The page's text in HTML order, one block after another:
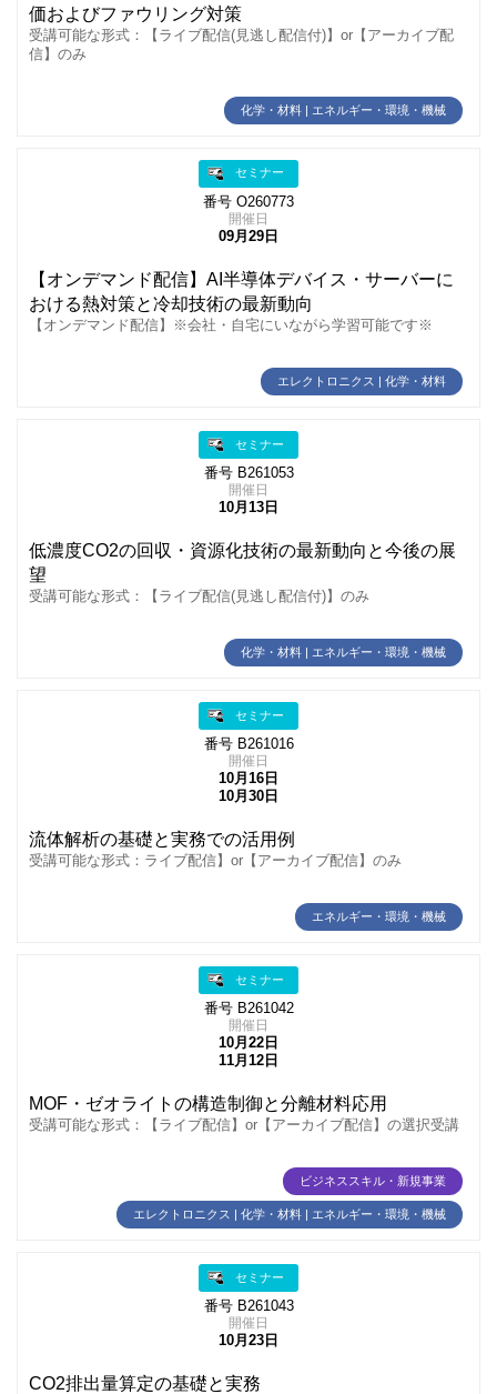
価およびファウリング対策
受講可能な形式：【ライブ配信(見逃し配信付)】or【アーカイブ配
信】のみ
化学・材料 | エネルギー・環境・機械
セミナー
番号 O260773
開催日
09月29日
【オンデマンド配信】AI半導体デバイス・サーバーに
おける熱対策と冷却技術の最新動向
【オンデマンド配信】※会社・自宅にいながら学習可能です※
エレクトロニクス | 化学・材料
セミナー
番号 B261053
開催日
10月13日
低濃度CO2の回収・資源化技術の最新動向と今後の展
望
受講可能な形式：【ライブ配信(見逃し配信付)】のみ
化学・材料 | エネルギー・環境・機械
セミナー
番号 B261016
開催日
10月16日
10月30日
流体解析の基礎と実務での活用例
受講可能な形式：ライブ配信】or【アーカイブ配信】のみ
エネルギー・環境・機械
セミナー
番号 B261042
開催日
10月22日
11月12日
MOF・ゼオライトの構造制御と分離材料応用
受講可能な形式：【ライブ配信】or【アーカイブ配信】の選択受講
ビジネススキル・新規事業
エレクトロニクス | 化学・材料 | エネルギー・環境・機械
セミナー
番号 B261043
開催日
10月23日
CO2排出量算定の基礎と実務